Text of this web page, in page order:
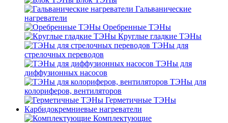
Гальванические
нагреватели
Оребренные ТЭНы
Круглые гладкие ТЭНы
ТЭНы для
стрелочных переводов
ТЭНы для
диффузионных насосов
ТЭНы для
колориферов, вентиляторов
Герметичные ТЭНы
Карбидокремниевые нагреватели
Комплектующие